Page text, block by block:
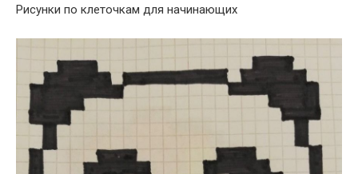
Рисунки по клеточкам для начинающих